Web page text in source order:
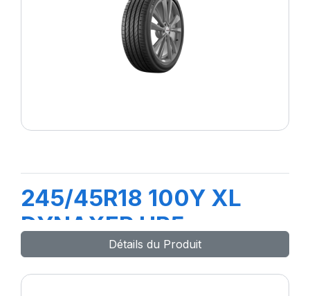
245/45R18 100Y XL
DYNAXER HP5
Détails du Produit